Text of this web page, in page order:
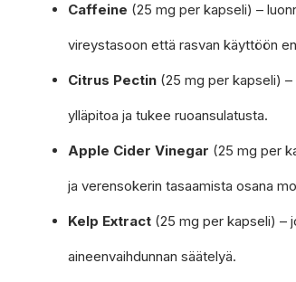
Caffeine (25 mg per kapseli) –
vireystasoon että rasvan käyttöön
Citrus Pectin (25 mg per kapseli)
ylläpitoa ja tukee ruoansulatusta.
Apple Cider Vinegar (25 mg per
ja verensokerin tasaamista osana
Kelp Extract (25 mg per kapseli) –
aineenvaihdunnan säätelyä.